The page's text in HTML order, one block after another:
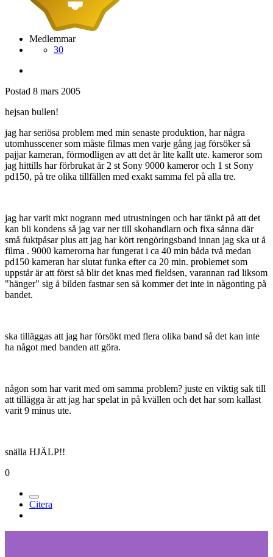
Medlemmar
30
Postad 8 mars 2005
hejsan bullen!
jag har seriösa problem med min senaste produktion, har några
utomhusscener som måste filmas men varje gång jag försöker så
pajjar kameran, förmodligen av att det är lite kallt ute. kameror som
jag hittills har förbrukat är 2 st Sony 9000 kameror och 1 st Sony
pd150, på tre olika tillfällen med exakt samma fel på alla tre.
jag har varit mkt nogrann med utrustningen och har tänkt på att det
kan bli kondens så jag var ner till skohandlarn och fixa sånna där
små fuktpåsar plus att jag har kört rengöringsband innan jag ska ut å
filma . 9000 kamerorna har fungerat i ca 40 min båda två medan
pd150 kameran har slutat funka efter ca 20 min. problemet som
uppstår är att först så blir det knas med fieldsen, varannan rad liksom
"hänger" sig å bilden fastnar sen så kommer det inte in någonting på
bandet.
ska tilläggas att jag har försökt med flera olika band så det kan inte
ha något med banden att göra.
någon som har varit med om samma problem? juste en viktig sak till
att tillägga är att jag har spelat in på kvällen och det har som kallast
varit 9 minus ute.
snälla HJÄLP!!
0
Citera